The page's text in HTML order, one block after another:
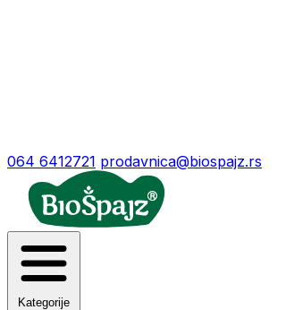
064 6412721 prodavnica@biospajz.rs
Kategorije